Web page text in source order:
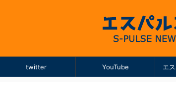
twitter YouTube エ